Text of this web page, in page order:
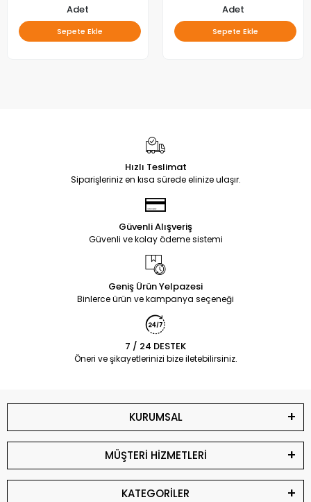
Adet
Sepete Ekle
Adet
Sepete Ekle
Hızlı Teslimat
Siparişleriniz en kısa sürede elinize ulaşır.
Güvenli Alışveriş
Güvenli ve kolay ödeme sistemi
Geniş Ürün Yelpazesi
Binlerce ürün ve kampanya seçeneği
7 / 24 DESTEK
Öneri ve şikayetlerinizi bize iletebilirsiniz.
KURUMSAL
MÜŞTERİ HİZMETLERİ
KATEGORİLER